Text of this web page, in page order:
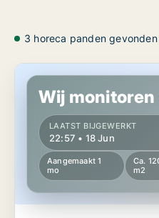
3 horeca panden gevonden
Horeca pand in
Wij
LAATST BIJGEWERKT
22:57 • 18 Jun
Aangemaakt 1
mo
Ca.
m2